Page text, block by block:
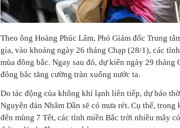
Theo ông Hoàng Phúc Lâm, Phó Giám đốc Trung
gia, vào khoảng ngày 26 tháng Chạp (28/1), các
mùa đông bắc. Ngay sau đó, dự kiến ngày 29
đông bắc tăng cường tràn xuống nước ta.
Do tác động của không khí lạnh liên tiếp, dự báo
Nguyên đán Nhâm Dần sẽ có mưa rét. Cụ thể,
đến mùng 7 Tết, các tỉnh miền Bắc trời nhiều mây